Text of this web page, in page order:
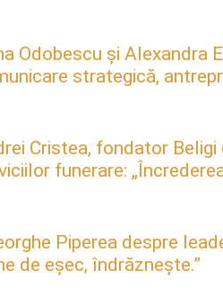
Odobescu și Alexandra
strategică,
Cristea, fondator
funerare:
Piperea despre
de eșec, îndrăznește.”